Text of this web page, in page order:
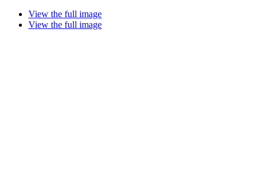
View the full image
View the full image